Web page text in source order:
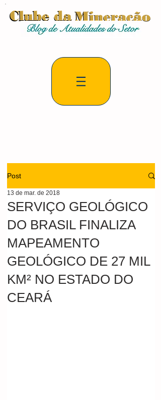
Post
SERVIÇO GEOLÓGICO
DO BRASIL FINALIZA
MAPEAMENTO
GEOLÓGICO DE 27 MIL
KM² NO ESTADO DO
CEARÁ
13 de mar. de 2018